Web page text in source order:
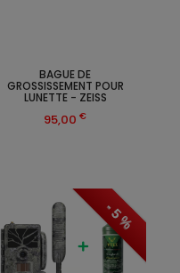
BAGUE DE
GROSSISSEMENT POUR
LUNETTE - ZEISS
95,00 €
- 5 %